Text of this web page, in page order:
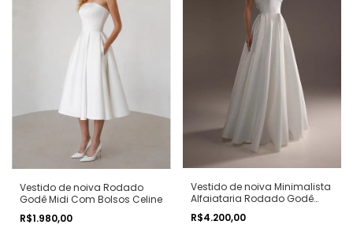
Vestido de noiva Rodado
Godê Midi Com Bolsos Celine
R$1.980,00
Vestido de noiva Minimalista
Alfaiataria Rodado Godê
Longo Singele
R$4.200,00